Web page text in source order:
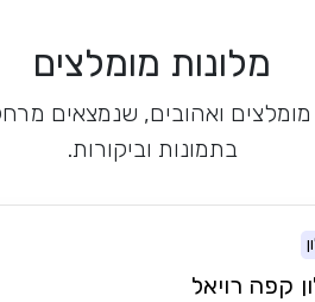
מלונות מומלצים
מומלצים ואהובים, שנמצאים
בתמונות וביקורות.
קפה רויאל